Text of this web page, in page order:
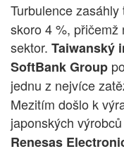
Turbulence
skoro 4 %,
sektor. Taiwanský
SoftBank Group
jednu z nejvíce
Mezitím došlo k
japonských
Renesas